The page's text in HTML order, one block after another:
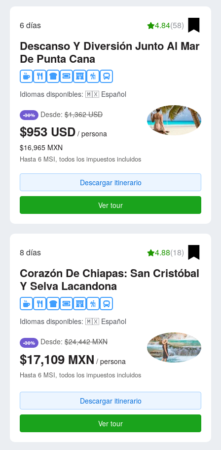
6 días 4.84(58)
Descanso Y Diversión Junto Al Mar
De Punta Cana
Idiomas disponibles: 🇲🇽 Español
-30% Desde: $1,362 USD
$953 USD / persona
$16,965 MXN
Hasta 6 MSI, todos los impuestos incluidos
Descargar itinerario
Ver tour
8 días 4.88(18)
Corazón De Chiapas: San Cristóbal
Y Selva Lacandona
Idiomas disponibles: 🇲🇽 Español
-30% Desde: $24,442 MXN
$17,109 MXN / persona
Hasta 6 MSI, todos los impuestos incluidos
Descargar itinerario
Ver tour